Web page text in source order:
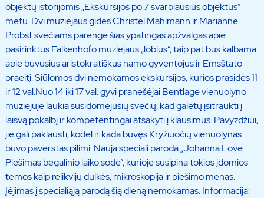
objektų istorijomis „Ekskursijos po 7 svarbiausius objektus”
metu. Dvi muziejaus gidės Christel Mahlmann ir Marianne
Probst svečiams parengė šias ypatingas apžvalgas apie
pasirinktus Falkenhofo muziejaus „lobius”, taip pat bus kalbama
apie buvusius aristokratiškus namo gyventojus ir Emsštato
praeitį. Siūlomos dvi nemokamos ekskursijos, kurios prasidės 11
ir 12 val.Nuo 14 iki 17 val. gyvi pranešėjai Bentlage vienuolyno
muziejuje laukia susidomėjusių svečių, kad galėtų įsitraukti į
laisvą pokalbį ir kompetentingai atsakyti į klausimus. Pavyzdžiui,
jie gali paklausti, kodėl ir kada buvęs Kryžiuočių vienuolynas
buvo paverstas pilimi. Nauja speciali paroda „Johanna Love.
Piešimas begalinio laiko sode”, kurioje susipina tokios įdomios
temos kaip relikvijų dulkės, mikroskopija ir piešimo menas.
Įėjimas į specialiąją parodą šią dieną nemokamas. Informacija: